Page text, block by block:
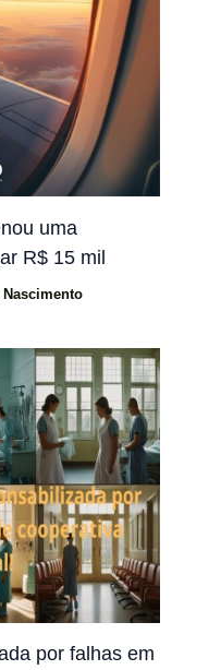
uma
R$ 15 mil
Nascimento
por falhas em